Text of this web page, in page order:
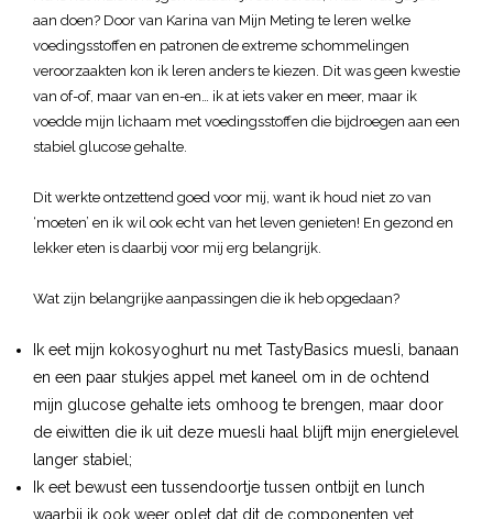
aan doen? Door van Karina van Mijn Meting te leren welke
voedingsstoffen en patronen de extreme schommelingen
veroorzaakten kon ik leren anders te kiezen. Dit was geen kwestie
van of-of, maar van en-en… ik at iets vaker en meer, maar ik
voedde mijn lichaam met voedingsstoffen die bijdroegen aan een
stabiel glucose gehalte.
Dit werkte ontzettend goed voor mij, want ik houd niet zo van
‘moeten’ en ik wil ook echt van het leven genieten! En gezond en
lekker eten is daarbij voor mij erg belangrijk.
Wat zijn belangrijke aanpassingen die ik heb opgedaan?
Ik eet mijn kokosyoghurt nu met TastyBasics muesli, banaan
en een paar stukjes appel met kaneel om in de ochtend
mijn glucose gehalte iets omhoog te brengen, maar door
de eiwitten die ik uit deze muesli haal blijft mijn energielevel
langer stabiel;
Ik eet bewust een tussendoortje tussen ontbijt en lunch
waarbij ik ook weer oplet dat dit de componenten vet,